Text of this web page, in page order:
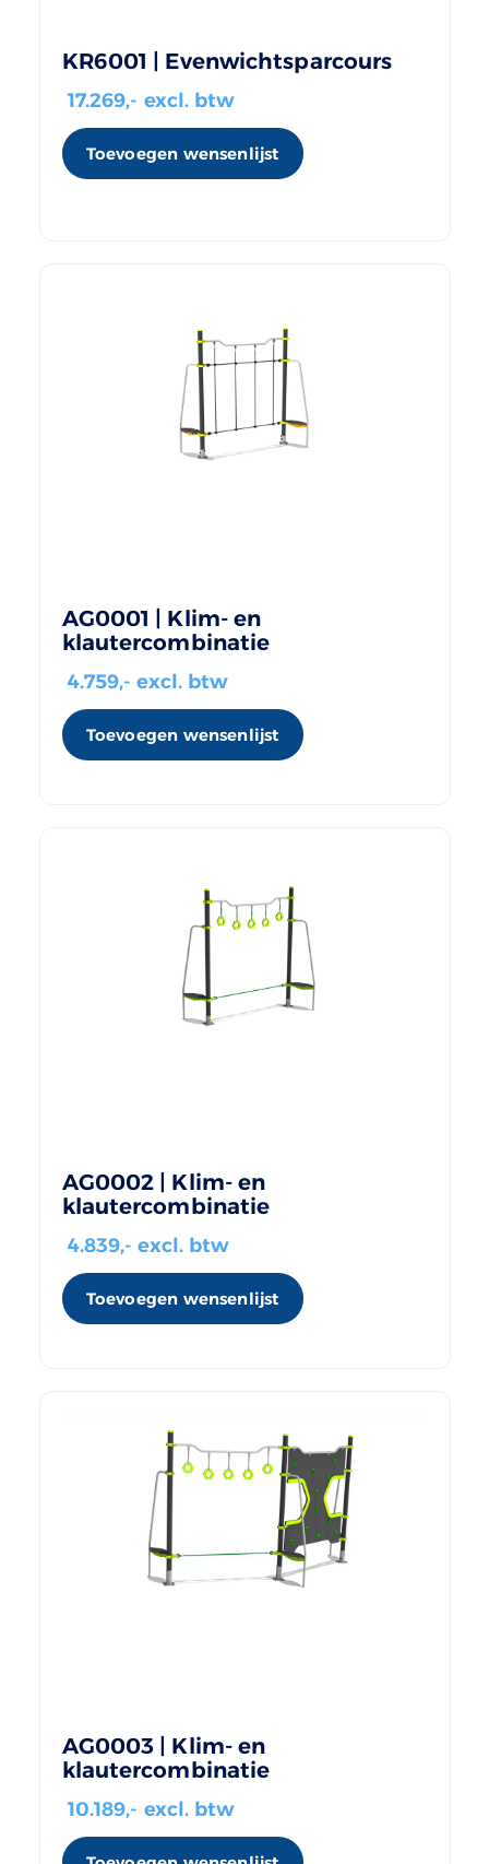
KR6001 | Evenwichtsparcours
17.269,- excl. btw
Toevoegen wensenlijst
AG0001 | Klim- en
klautercombinatie
4.759,- excl. btw
Toevoegen wensenlijst
AG0002 | Klim- en
klautercombinatie
4.839,- excl. btw
Toevoegen wensenlijst
AG0003 | Klim- en
klautercombinatie
10.189,- excl. btw